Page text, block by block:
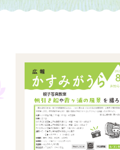
2026年7月27日
2026年7月24日
2026年7月23日
2026年7月21日